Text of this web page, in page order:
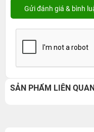
SẢN PHẨM LIÊN QUAN